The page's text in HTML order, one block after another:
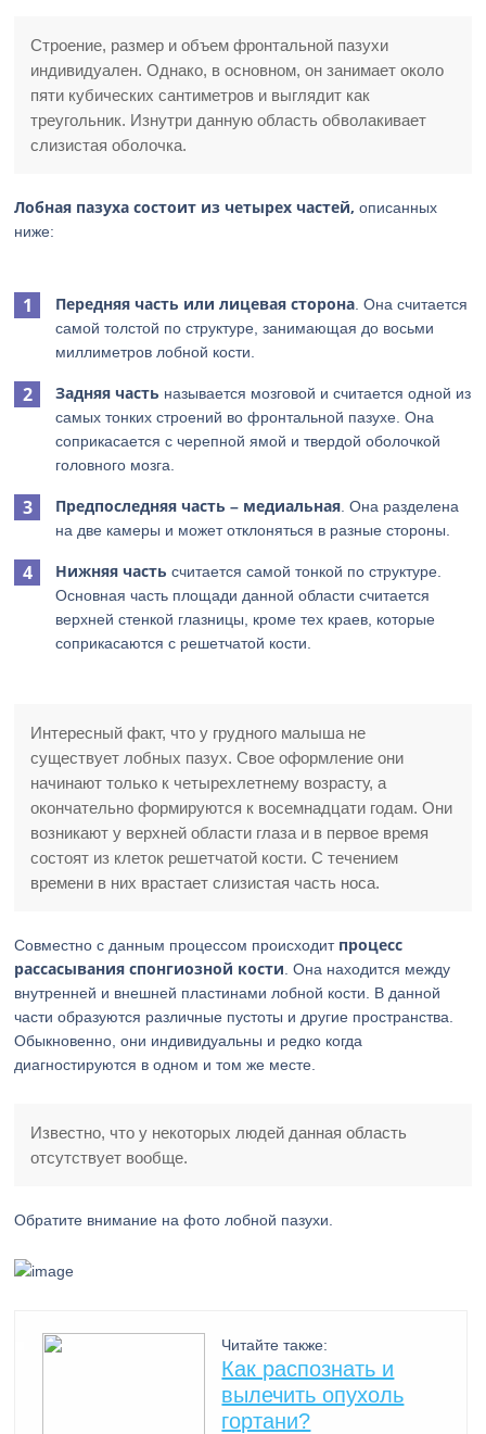
Строение, размер и объем фронтальной пазухи
индивидуален. Однако, в основном, он занимает около
пяти кубических сантиметров и выглядит как
треугольник. Изнутри данную область обволакивает
слизистая оболочка.
Лобная пазуха состоит из четырех частей, описанных
ниже:
Передняя часть или лицевая сторона . Она считается
самой толстой по структуре, занимающая до восьми
миллиметров лобной кости.
Задняя часть называется мозговой и считается одной из
самых тонких строений во фронтальной пазухе. Она
соприкасается с черепной ямой и твердой оболочкой
головного мозга.
Предпоследняя часть – медиальная . Она разделена
на две камеры и может отклоняться в разные стороны.
Нижняя часть считается самой тонкой по структуре.
Основная часть площади данной области считается
верхней стенкой глазницы, кроме тех краев, которые
соприкасаются с решетчатой кости.
Интересный факт, что у грудного малыша не
существует лобных пазух. Свое оформление они
начинают только к четырехлетнему возрасту, а
окончательно формируются к восемнадцати годам. Они
возникают у верхней области глаза и в первое время
состоят из клеток решетчатой кости. С течением
времени в них врастает слизистая часть носа.
Совместно с данным процессом происходит процесс
рассасывания спонгиозной кости . Она находится между
внутренней и внешней пластинами лобной кости. В данной
части образуются различные пустоты и другие пространства.
Обыкновенно, они индивидуальны и редко когда
диагностируются в одном и том же месте.
Известно, что у некоторых людей данная область
отсутствует вообще.
Обратите внимание на фото лобной пазухи.
Читайте также:
Как распознать и
вылечить опухоль
гортани?